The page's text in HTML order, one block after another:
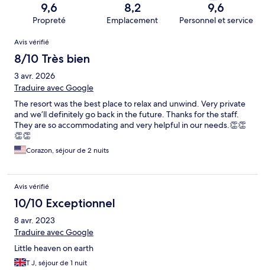
9,6
Propreté
8,2
Emplacement
9,6
Personnel et service
Avis
Avis vérifié
8/10 Très bien
3 avr. 2026
Traduire avec Google
The resort was the best place to relax and unwind. Very private
and we’ll definitely go back in the future. Thanks for the staff.
They are so accommodating and very helpful in our needs.👏👏
👏👏
Corazon, séjour de 2 nuits
Avis vérifié
10/10 Exceptionnel
8 avr. 2023
Traduire avec Google
Little heaven on earth
T J, séjour de 1 nuit